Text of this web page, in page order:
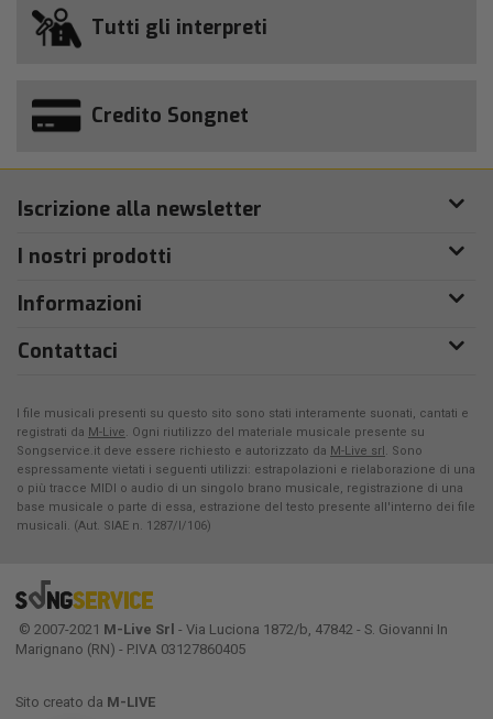
Tutti gli interpreti
Credito Songnet
Iscrizione alla newsletter
I nostri prodotti
Informazioni
Contattaci
I file musicali presenti su questo sito sono stati interamente suonati, cantati e
registrati da M-Live. Ogni riutilizzo del materiale musicale presente su
Songservice.it deve essere richiesto e autorizzato da M-Live srl. Sono
espressamente vietati i seguenti utilizzi: estrapolazioni e rielaborazione di una
o più tracce MIDI o audio di un singolo brano musicale, registrazione di una
base musicale o parte di essa, estrazione del testo presente all'interno dei file
musicali. (Aut. SIAE n. 1287/I/106)
© 2007-2021 M-Live Srl - Via Luciona 1872/b, 47842 - S. Giovanni In
Marignano (RN) - P.IVA 03127860405
Sito creato da M-LIVE